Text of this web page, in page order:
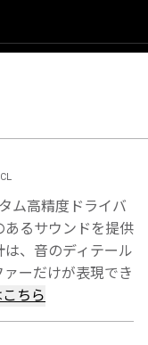
ム高精度ドライバ
るサウンドを提供
、音のディテール
ーだけが表現でき
ちら